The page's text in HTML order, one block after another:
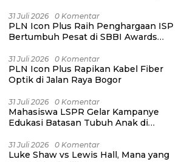
31 Juli 2026 0 Komentar
PLN Icon Plus Raih Penghargaan ISP
Bertumbuh Pesat di SBBI Awards
31 Juli 2026 0 Komentar
PLN Icon Plus Rapikan Kabel Fiber
Optik di Jalan Raya Bogor
31 Juli 2026 0 Komentar
Mahasiswa LSPR Gelar Kampanye
Edukasi Batasan Tubuh Anak di
31 Juli 2026 0 Komentar
Luke Shaw vs Lewis Hall, Mana yang